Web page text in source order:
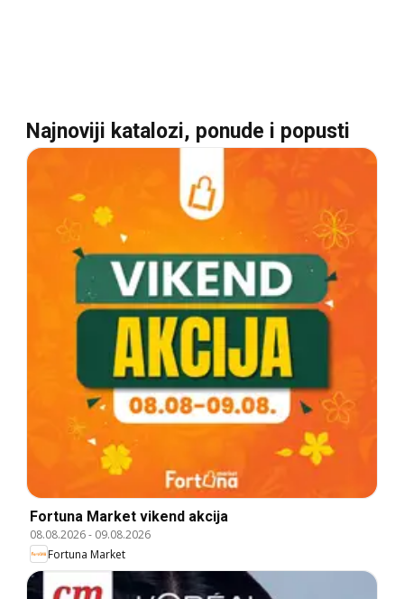
Najnoviji katalozi, ponude i popusti
Fortuna Market vikend akcija
08.08.2026- 09.08.2026
Fortuna Market